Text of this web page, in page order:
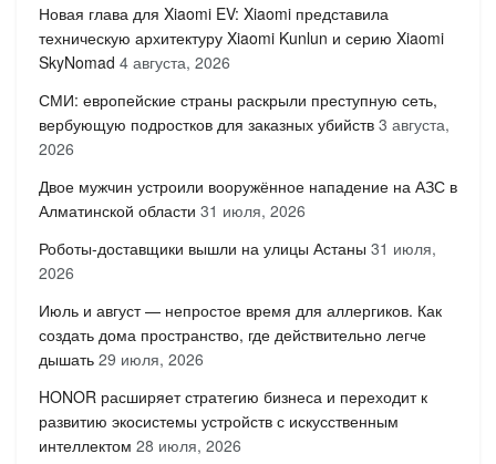
Новая глава для Xiaomi EV: Xiaomi представила
техническую архитектуру Xiaomi Kunlun и серию Xiaomi
SkyNomad 4 августа, 2026
СМИ: европейские страны раскрыли преступную сеть,
вербующую подростков для заказных убийств 3 августа,
2026
Двое мужчин устроили вооружённое нападение на АЗС в
Алматинской области 31 июля, 2026
Роботы-доставщики вышли на улицы Астаны 31 июля,
2026
Июль и август — непростое время для аллергиков. Как
создать дома пространство, где действительно легче
дышать 29 июля, 2026
HONOR расширяет стратегию бизнеса и переходит к
развитию экосистемы устройств с искусственным
интеллектом 28 июля, 2026